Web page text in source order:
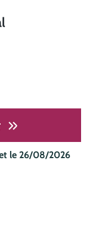
le 26/08/2026